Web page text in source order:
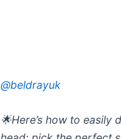
@beldrayuk
🌟Here’s how to easily